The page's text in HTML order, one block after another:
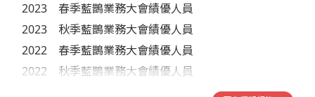
2023
春季藍鵲業務大會績優人員
2023
秋季藍鵲業務大會績優人員
2022
春季藍鵲業務大會績優人員
2022
秋季藍鵲業務大會績優人員